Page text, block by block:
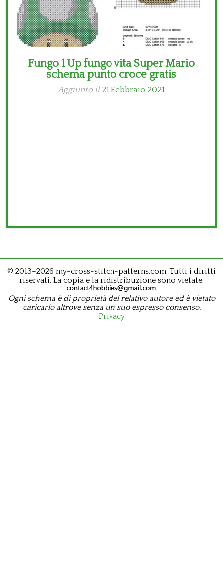
Fungo 1 Up fungo vita Super Mario
schema punto croce gratis
Aggiunto il 21 Febbraio 2021
© 2013–2026 my-cross-stitch-patterns.com .Tutti i diritti
riservati. La copia e la ridistribuzione sono vietate.
Ogni schema è di proprietà del relativo autore ed è vietato
caricarlo altrove senza un suo espresso consenso.
Privacy